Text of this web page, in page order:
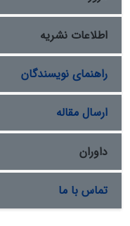
اطلاعات نشریه
راهنمای نویسندگان
ارسال مقاله
داوران
تماس با ما